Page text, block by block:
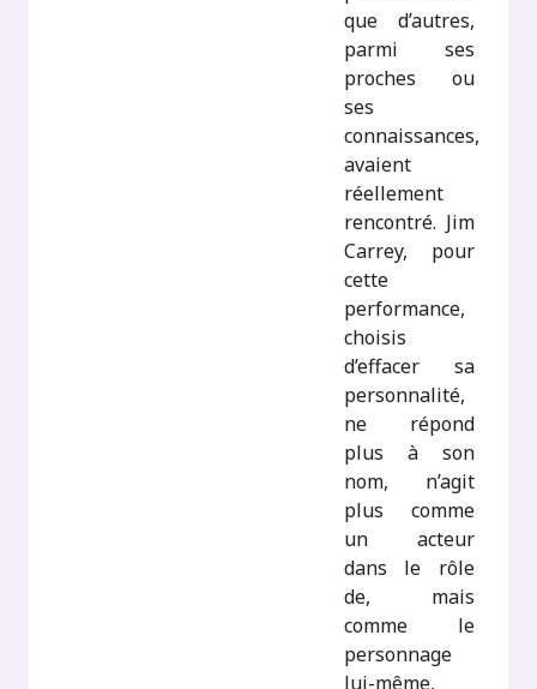
que d’autres,
parmi ses
proches ou
ses
connaissances,
avaient
réellement
rencontré. Jim
Carrey, pour
cette
performance,
choisis
d’effacer sa
personnalité,
ne répond
plus à son
nom, n’agit
plus comme
un acteur
dans le rôle
de, mais
comme le
personnage
lui-même,